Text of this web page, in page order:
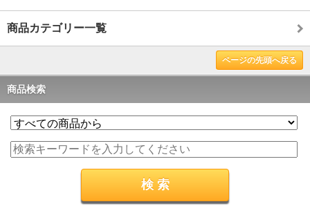
商品カテゴリー一覧
ページの先頭へ戻る
商品検索